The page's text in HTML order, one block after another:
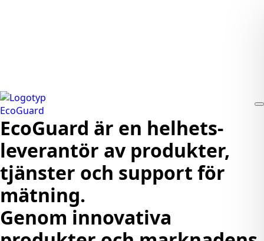
EcoGuard är en helhets­
leverantör av produkter,
tjänster och support för
mätning.
Genom innovativa